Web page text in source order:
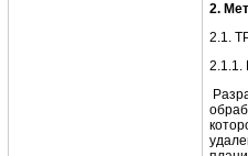
2.
2.1.
2.1.1.